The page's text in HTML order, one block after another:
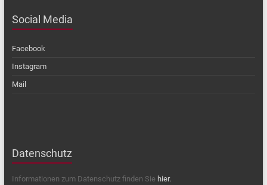
Social Media
Facebook
Instagram
Mail
Datenschutz
Informationen zum Datenschutz finden Sie hier.